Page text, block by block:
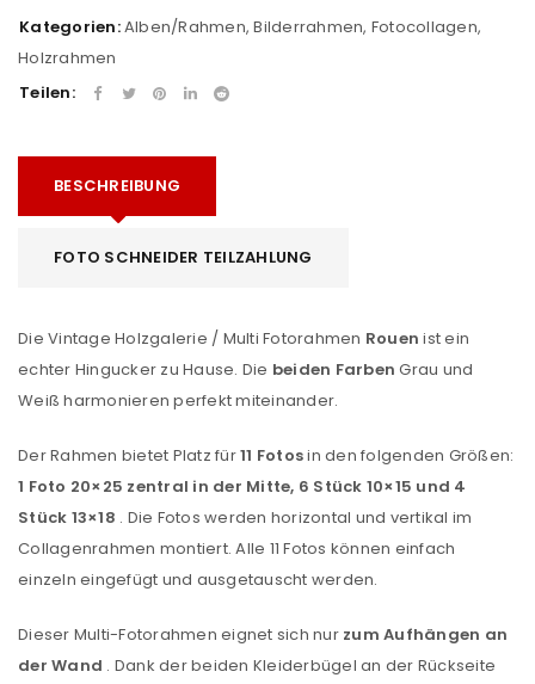
Kategorien:Alben/Rahmen,Bilderrahmen, Fotocollagen,
Holzrahmen
Teilen:
BESCHREIBUNG
FOTO SCHNEIDER TEILZAHLUNG
Die Vintage Holzgalerie / Multi Fotorahmen Rouen ist ein
echter Hingucker zu Hause. Die beiden Farben Grau und
Weiß harmonieren perfekt miteinander.
Der Rahmen bietet Platz für11 Fotosin den folgenden Größen:
1 Foto 20×25 zentral in der Mitte, 6 Stück 10×15 und 4
Stück 13×18 . Die Fotos werden horizontal und vertikal im
Collagenrahmen montiert. Alle 11 Fotos können einfach
einzeln eingefügt und ausgetauscht werden.
Dieser Multi-Fotorahmen eignet sich nur zum Aufhängen an
der Wand . Dank der beiden Kleiderbügel an der Rückseite